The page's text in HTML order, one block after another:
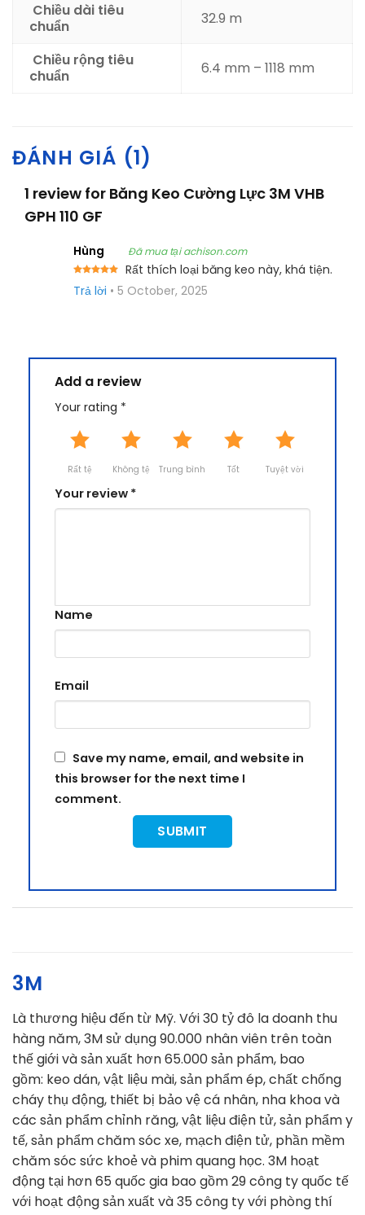
Chiều dài tiêu
chuẩn
32.9 m
Chiều rộng tiêu
chuẩn
6.4 mm – 1118 mm
ĐÁNH GIÁ (1)
1 review for Băng Keo Cường Lực 3M VHB
GPH 110 GF
Hùng Đã mua tại achison.com
out of 5
Rất thích loại băng keo này, khá tiện.
Trả lời • 5 October, 2025
Add a review
Your rating *
Rất tệ Không tệ Trung bình Tốt Tuyệt vời
Your review *
Name
Email
Save my name, email, and website in
this browser for the next time I
comment.
3M
Là thương hiệu đến từ Mỹ. Với 30 tỷ đô la doanh thu
hàng năm, 3M sử dụng 90.000 nhân viên trên toàn
thế giới và sản xuất hơn 65.000 sản phẩm, bao
gồm: keo dán, vật liệu mài, sản phẩm ép, chất chống
cháy thụ động, thiết bị bảo vệ cá nhân, nha khoa và
các sản phẩm chỉnh răng, vật liệu điện tử, sản phẩm y
tế, sản phẩm chăm sóc xe, mạch điện tử, phần mềm
chăm sóc sức khoẻ và phim quang học. 3M hoạt
động tại hơn 65 quốc gia bao gồm 29 công ty quốc tế
với hoạt động sản xuất và 35 công ty với phòng thí